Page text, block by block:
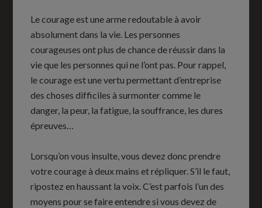
Le courage est une arme redoutable à avoir
absolument dans la vie. Les personnes
courageuses ont plus de chance de réussir dans la
vie que les personnes qui ne l’ont pas. Pour rappel,
le courage est une vertu permettant d’entreprise
des choses difficiles à surmonter comme le
danger, la peur, la fatigue, la souffrance, les dures
épreuves…
Lorsqu’on vous insulte, vous devez donc prendre
votre courage à deux mains et répliquer. S’il le faut,
ripostez en haussant la voix. C’est parfois l’un des
moyens pour se faire entendre si vous devez de